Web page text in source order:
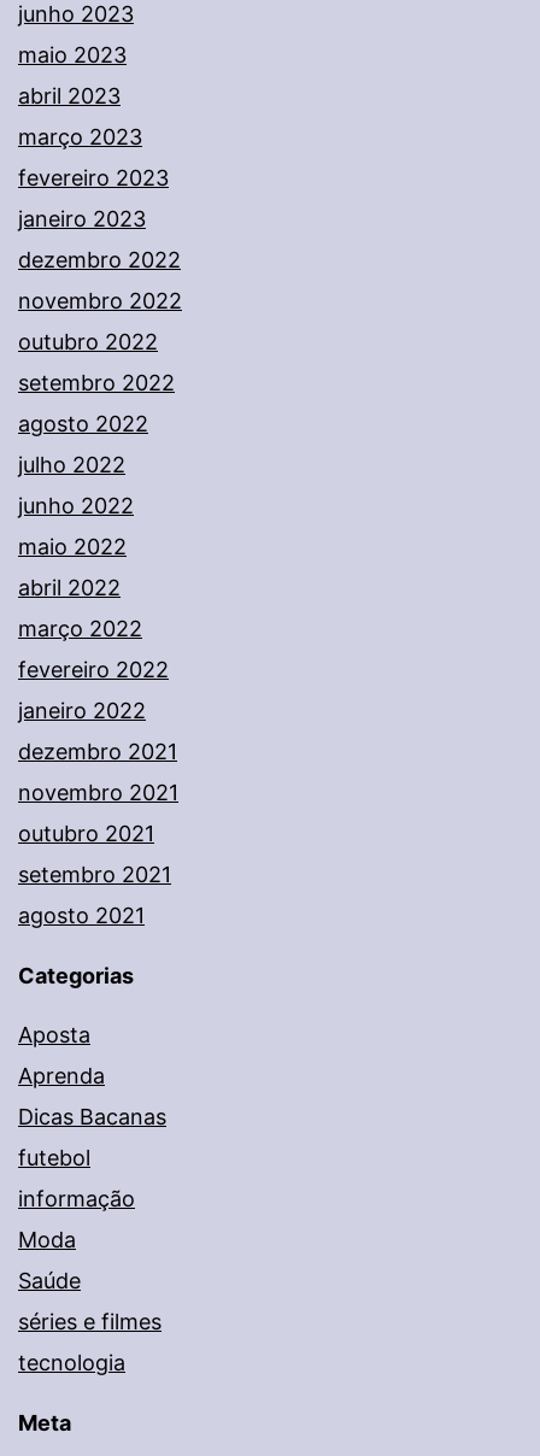
junho 2023
maio 2023
abril 2023
março 2023
fevereiro 2023
janeiro 2023
dezembro 2022
novembro 2022
outubro 2022
setembro 2022
agosto 2022
julho 2022
junho 2022
maio 2022
abril 2022
março 2022
fevereiro 2022
janeiro 2022
dezembro 2021
novembro 2021
outubro 2021
setembro 2021
agosto 2021
Categorias
Aposta
Aprenda
Dicas Bacanas
futebol
informação
Moda
Saúde
séries e filmes
tecnologia
Meta